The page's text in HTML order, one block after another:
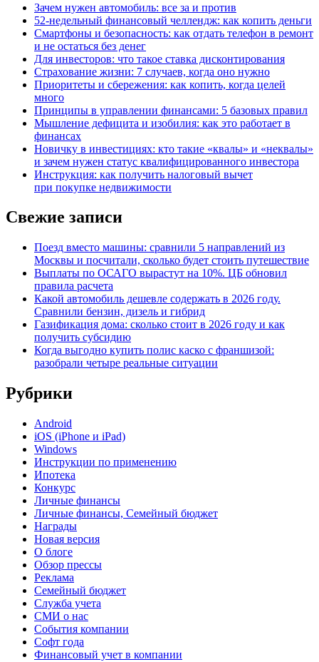
Зачем нужен автомобиль: все за и против
52-недельный финансовый челлендж: как копить деньги
Смартфоны и безопасность: как отдать телефон в ремонт
и не остаться без денег
Для инвесторов: что такое ставка дисконтирования
Страхование жизни: 7 случаев, когда оно нужно
Приоритеты и сбережения: как копить, когда целей
много
Принципы в управлении финансами: 5 базовых правил
Мышление дефицита и изобилия: как это работает в
финансах
Новичку в инвестициях: кто такие «квалы» и «неквалы»
и зачем нужен статус квалифицированного инвестора
Инструкция: как получить налоговый вычет
при покупке недвижимости
Свежие записи
Поезд вместо машины: сравнили 5 направлений из
Москвы и посчитали, сколько будет стоить путешествие
Выплаты по ОСАГО вырастут на 10%. ЦБ обновил
правила расчета
Какой автомобиль дешевле содержать в 2026 году.
Сравнили бензин, дизель и гибрид
Газификация дома: сколько стоит в 2026 году и как
получить субсидию
Когда выгодно купить полис каско с франшизой:
разобрали четыре реальные ситуации
Рубрики
Android
iOS (iPhone и iPad)
Windows
Инструкции по применению
Ипотека
Конкурс
Личные финансы
Личные финансы, Семейный бюджет
Награды
Новая версия
О блоге
Обзор прессы
Реклама
Семейный бюджет
Служба учета
СМИ о нас
События компании
Софт года
Финансовый учет в компании